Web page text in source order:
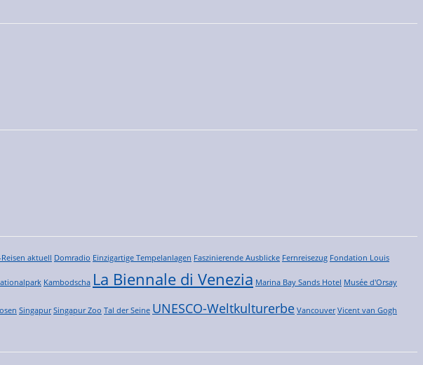
aktuell Domradio Einzigartige Tempelanlagen Faszinierende Ausblicke Fernreisezug Fondation Louis
Kambodscha La Biennale di Venezia Marina Bay Sands Hotel Musée d'Orsay
Singapur Singapur Zoo Tal der Seine UNESCO-Weltkulturerbe Vancouver Vicent van Gogh